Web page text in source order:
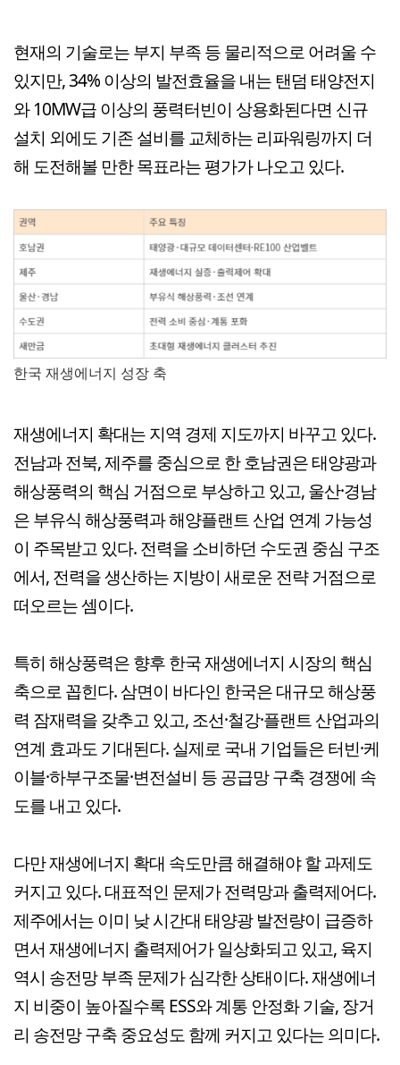
현재의 기술로는 부지 부족 등 물리적으로 어려울 수
있지만, 34% 이상의 발전효율을 내는 탠덤 태양전지
와 10MW급 이상의 풍력터빈이 상용화된다면 신규
설치 외에도 기존 설비를 교체하는 리파워링까지 더
해 도전해볼 만한 목표라는 평가가 나오고 있다.
한국 재생에너지 성장 축
재생에너지 확대는 지역 경제 지도까지 바꾸고 있다.
전남과 전북, 제주를 중심으로 한 호남권은 태양광과
해상풍력의 핵심 거점으로 부상하고 있고, 울산·경남
은 부유식 해상풍력과 해양플랜트 산업 연계 가능성
이 주목받고 있다. 전력을 소비하던 수도권 중심 구조
에서, 전력을 생산하는 지방이 새로운 전략 거점으로
떠오르는 셈이다.
특히 해상풍력은 향후 한국 재생에너지 시장의 핵심
축으로 꼽힌다. 삼면이 바다인 한국은 대규모 해상풍
력 잠재력을 갖추고 있고, 조선·철강·플랜트 산업과의
연계 효과도 기대된다. 실제로 국내 기업들은 터빈·케
이블·하부구조물·변전설비 등 공급망 구축 경쟁에 속
도를 내고 있다.
다만 재생에너지 확대 속도만큼 해결해야 할 과제도
커지고 있다. 대표적인 문제가 전력망과 출력제어다.
제주에서는 이미 낮 시간대 태양광 발전량이 급증하
면서 재생에너지 출력제어가 일상화되고 있고, 육지
역시 송전망 부족 문제가 심각한 상태이다. 재생에너
지 비중이 높아질수록 ESS와 계통 안정화 기술, 장거
리 송전망 구축 중요성도 함께 커지고 있다는 의미다.